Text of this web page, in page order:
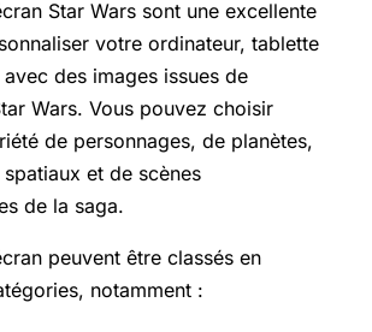
Star Wars sont une excellente
votre ordinateur, tablette
des images issues de
Wars. Vous pouvez choisir
de personnages, de planètes,
et de scènes
de la saga.
peuvent être classés en
notamment :